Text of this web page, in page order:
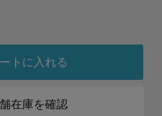
トに入れる
在庫を確認